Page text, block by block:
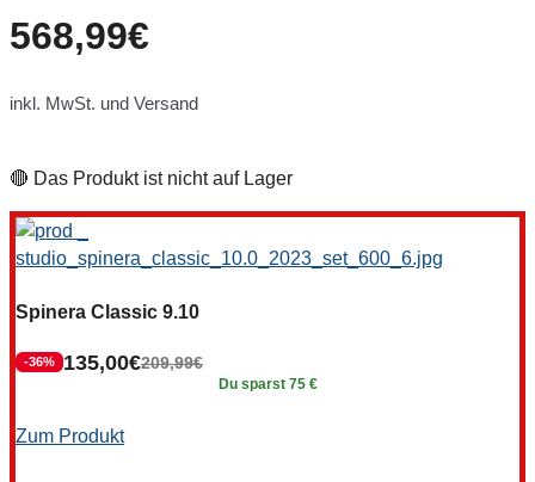
568,99€
inkl. MwSt. und Versand
🔴 Das Produkt ist nicht auf Lager
Spinera Classic 9.10
-36% 209,99€
135,00€
Du sparst 75 €
Zum Produkt